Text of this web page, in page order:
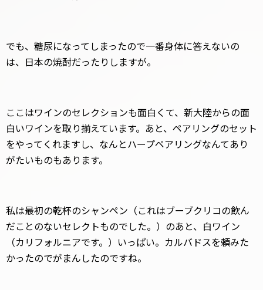
でも、糖尿になってしまったので一番身体に答えないの
は、日本の焼酎だったりしますが。
ここはワインのセレクションも面白くて、新大陸からの面
白いワインを取り揃えています。あと、ペアリングのセット
をやってくれますし、なんとハープペアリングなんてあり
がたいものもあります。
私は最初の乾杯のシャンペン（これはブーブクリコの飲ん
だことのないセレクトものでした。）のあと、白ワイン
（カリフォルニアです。）いっぱい。カルバドスを頼みた
かったのでがまんしたのですね。